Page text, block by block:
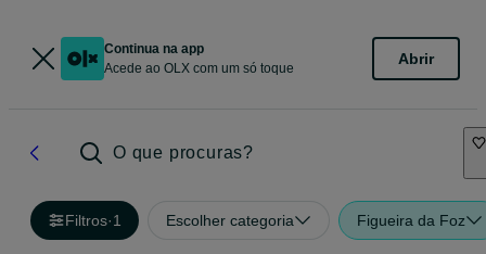
Continua na app
Acede ao OLX com um só toque
Abrir
O que procuras?
Filtros·1 Escolher categoria Figueira da Foz